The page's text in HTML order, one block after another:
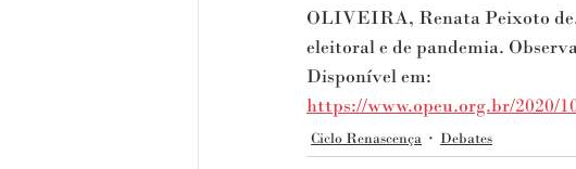
OLIVEIRA, Renata Peixoto
eleitoral e de pandemia.
Disponível em:
https://www.opeu.org.br/2020/
Ciclo Renascença Debates